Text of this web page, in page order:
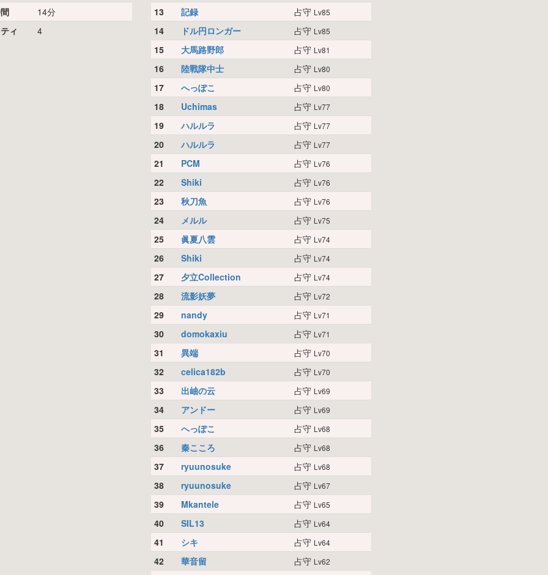
14分
ィ
4
13 記録 占守 Lv85
14 ドル円ロンガー 占守 Lv85
15 大馬路野郎 占守 Lv81
16 陸戰隊中士 占守 Lv80
17 へっぽこ 占守 Lv80
18 Uchimas 占守 Lv77
19 ハルルラ 占守 Lv77
20 ハルルラ 占守 Lv77
21 PCM 占守 Lv76
22 Shiki 占守 Lv76
23 秋刀魚 占守 Lv76
24 メルル 占守 Lv75
25 眞夏八雲 占守 Lv74
26 Shiki 占守 Lv74
27 夕立Collection 占守 Lv74
28 流影妖夢 占守 Lv72
29 nandy 占守 Lv71
30 domokaxiu 占守 Lv71
31 異端 占守 Lv70
32 celica182b 占守 Lv70
33 出岫の云 占守 Lv69
34 アンドー 占守 Lv69
35 へっぽこ 占守 Lv68
36 秦こころ 占守 Lv68
37 ryuunosuke 占守 Lv68
38 ryuunosuke 占守 Lv67
39 Mkantele 占守 Lv65
40 SIL13 占守 Lv64
41 シキ 占守 Lv64
42 華音留 占守 Lv62